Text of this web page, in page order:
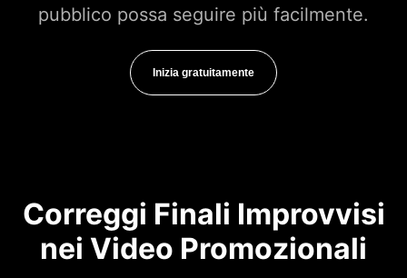
pubblico possa seguire più facilmente.
Inizia gratuitamente
Correggi Finali Improvvisi
nei Video Promozionali